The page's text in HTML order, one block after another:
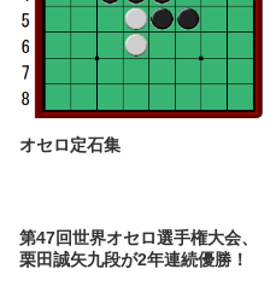
オセロ定石集
第47回世界オセロ選手権大会、
栗田誠矢九段が2年連続優勝！